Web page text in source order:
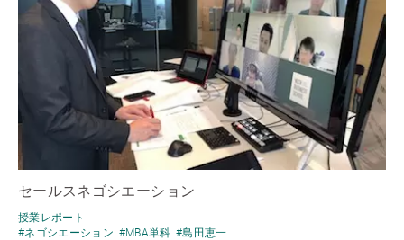
セールスネゴシエーション
授業レポート
#ネゴシエーション #MBA単科 #島田恵一